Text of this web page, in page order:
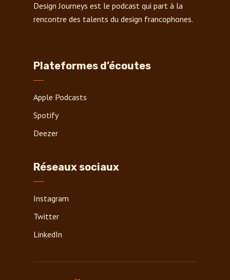
Design Journeys est le podcast qui part à la
rencontre des talents du design francophones.
Plateformes d’écoutes
Apple Podcasts
Spotify
Deezer
Réseaux sociaux
Instagram
Twitter
LinkedIn